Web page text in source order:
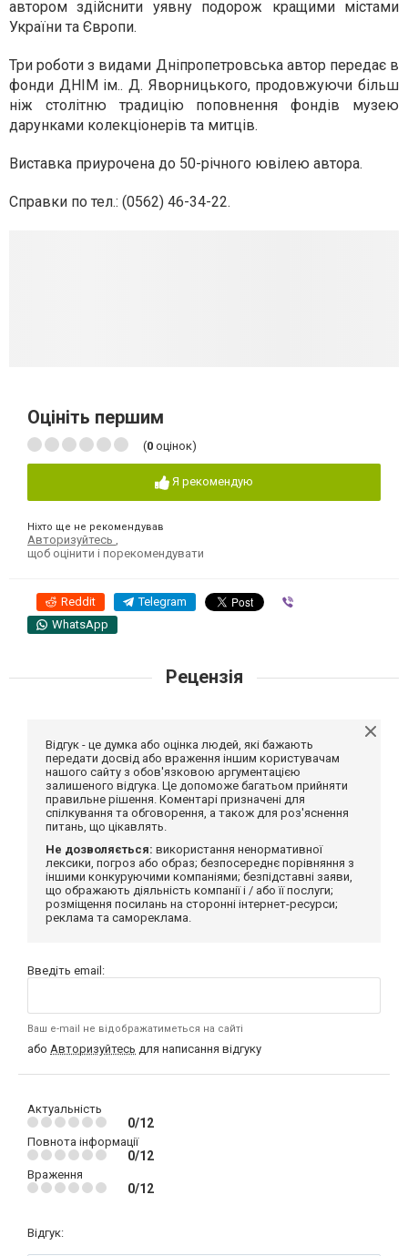
автором здійснити уявну подорож кращими містами
України та Європи.
Три роботи з видами Дніпропетровська автор передає в
фонди ДНІМ ім.. Д. Яворницького, продовжуючи більш
ніж столітню традицію поповнення фондів музею
дарунками колекціонерів та митців.
Виставка приурочена до 50-річного ювілею автора.
Справки по тел.: (0562) 46-34-22.
Оцініть першим
(0 оцінок)
Я рекомендую
Ніхто ще не рекомендував
Авторизуйтесь
щоб оцінити і порекомендувати
Reddit Telegram
WhatsApp
Рецензія
Відгук - це думка або оцінка людей, які бажають
передати досвід або враження іншим користувачам
нашого сайту з обов'язковою аргументацією
залишеного відгука. Це допоможе багатьом прийняти
правильне рішення. Коментарі призначені для
спілкування та обговорення, а також для роз'яснення
питань, що цікавлять.
Не дозволяється: використання ненормативної
лексики, погроз або образ; безпосереднє порівняння з
іншими конкуруючими компаніями; безпідставні заяви,
що ображають діяльність компанії і / або її послуги;
розміщення посилань на сторонні інтернет-ресурси;
реклама та самореклама.
Введіть email:
Ваш e-mail не відображатиметься на сайті
або Авторизуйтесь для написання відгуку
Актуальність
0/12
Повнота інформації
0/12
Враження
0/12
Відгук: